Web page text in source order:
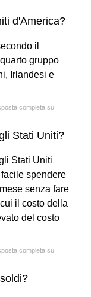
d'America?
il
gruppo
Irlandesi e
completa su
Stati Uniti?
Stati Uniti
spendere
senza fare
il costo della
del costo
completa su